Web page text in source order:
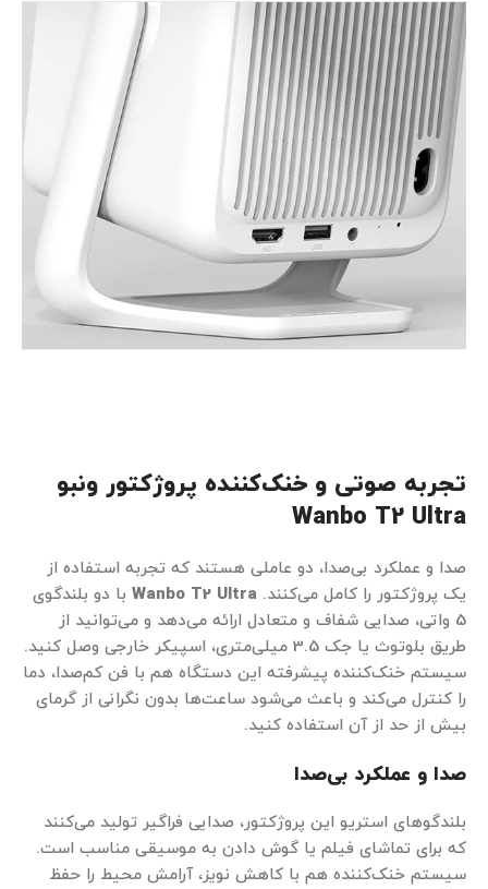
تجربه صوتی و خنک‌کننده پروژکتور ونبو
Wanbo T2 Ultra
صدا و عملکرد بی‌صدا، دو عاملی هستند که تجربه استفاده از
یک پروژکتور را کامل می‌کنند. Wanbo T2 Ultra با دو بلندگوی
5 واتی، صدایی شفاف و متعادل ارائه می‌دهد و می‌توانید از
طریق بلوتوث یا جک 3.5 میلی‌متری، اسپیکر خارجی وصل کنید.
سیستم خنک‌کننده پیشرفته این دستگاه هم با فن کم‌صدا، دما
را کنترل می‌کند و باعث می‌شود ساعت‌ها بدون نگرانی از گرمای
بیش از حد از آن استفاده کنید.
صدا و عملکرد بی‌صدا
بلندگوهای استریو این پروژکتور، صدایی فراگیر تولید می‌کنند
که برای تماشای فیلم یا گوش دادن به موسیقی مناسب است.
سیستم خنک‌کننده هم با کاهش نویز، آرامش محیط را حفظ